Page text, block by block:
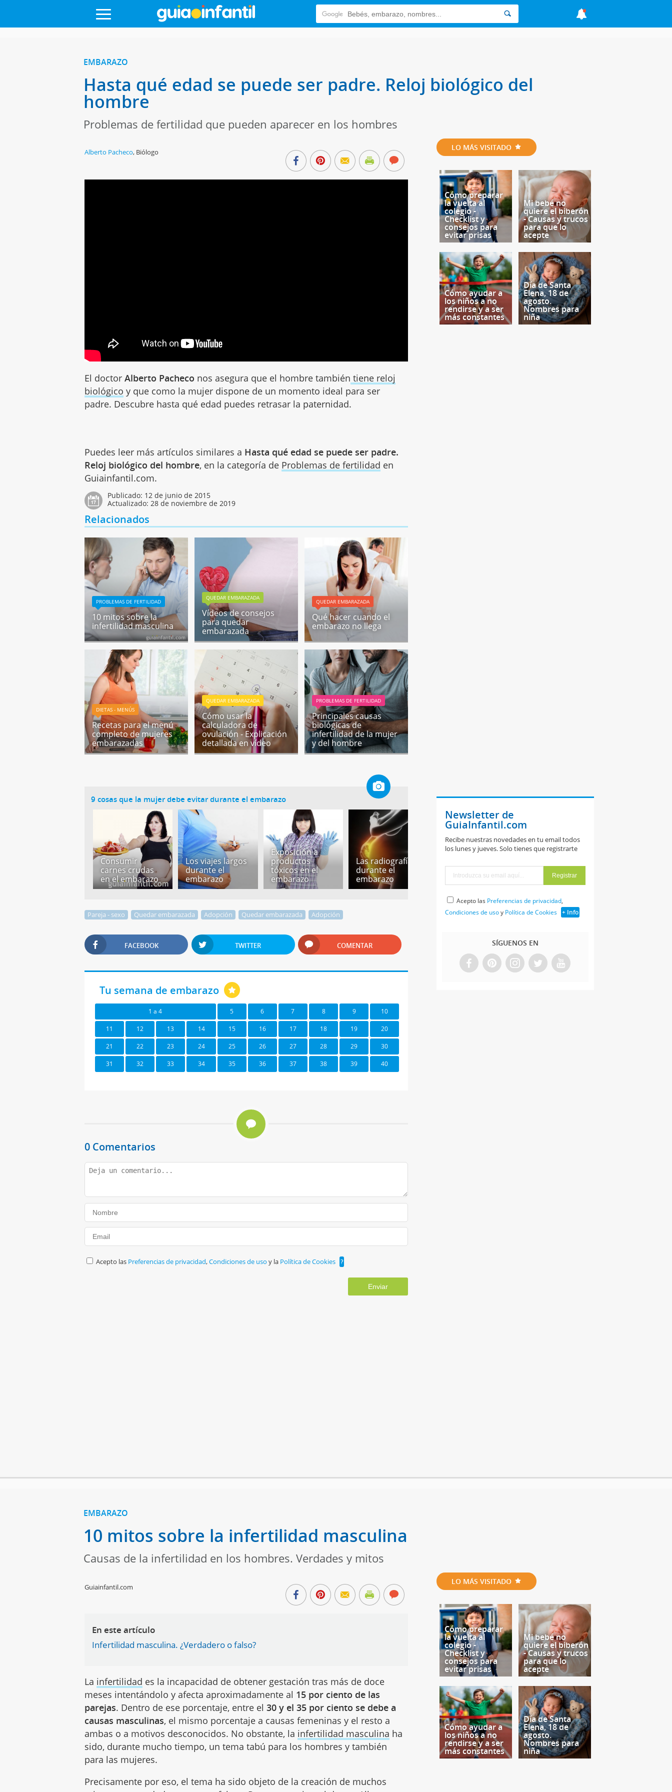
EMBARAZO
Hasta qué edad se puede ser padre. Reloj biológico del
hombre
Problemas de fertilidad que pueden aparecer en los hombres
Alberto Pacheco, Biólogo
El doctorAlberto Pacheco nos asegura que el hombre también tiene reloj
biológico y que como la mujer dispone de un momento ideal para ser
padre. Descubre hasta qué edad puedes retrasar la paternidad.
Puedes leer más artículos similares a Hasta qué edad se puede ser padre.
Reloj biológico del hombre, en la categoría de Problemas de fertilidad en
Guiainfantil.com.
Publicado: 12 de junio de 2015
Actualizado: 28 de noviembre de 2019
Relacionados
PROBLEMAS DE FERTILIDAD
10 mitos sobre la
infertilidad masculina
QUEDAR EMBARAZADA
Vídeos de consejos
para quedar
embarazada
QUEDAR EMBARAZADA
Qué hacer cuando el
embarazo no llega
DIETAS - MENÚS
Recetas para el menú
completo de mujeres
embarazadas
QUEDAR EMBARAZADA
Cómo usar la
calculadora de
ovulación - Explicación
detallada en vídeo
PROBLEMAS DE FERTILIDAD
Principales causas
biológicas de
infertilidad de la mujer
y del hombre
9 cosas que la mujer debe evitar durante el embarazo
Consumir
carnes crudas
en el embarazo
Los viajes largos
durante el
embarazo
Exposición a
productos
tóxicos en el
embarazo
Las radiografías
durante el
embarazo
durante el
embarazo
Pareja - sexo Quedar embarazada Adopción Quedar embarazada Adopción
FACEBOOK TWITTER COMENTAR
Tu semana de embarazo
1 a 4 5 6 7 8 9 10
11 12 13 14 15 16 17 18 19 20
21 22 23 24 25 26 27 28 29 30
31 32 33 34 35 36 37 38 39 40
0 Comentarios
Acepto las Preferencias de privacidad,Condiciones de usoy la Política de Cookies ?
Enviar
LO MÁS VISITADO
Cómo preparar
la vuelta al
colegio -
Checklist y
consejos para
evitar prisas
Mi bebé no
quiere el biberón
- Causas y trucos
para que lo
acepte
Cómo ayudar a
los niños a no
rendirse y a ser
más constantes
Día de Santa
Elena, 18 de
agosto.
Nombres para
niña
Newsletter de
GuiaInfantil.com
Recibe nuestras novedades en tu email todos
los lunes y jueves. Solo tienes que registrarte
Acepto las Preferencias de privacidad,
Condiciones de usoy Política de Cookies + Info
SÍGUENOS EN
EMBARAZO
10 mitos sobre la infertilidad masculina
Causas de la infertilidad en los hombres. Verdades y mitos
Guiainfantil.com
En este artículo
Infertilidad masculina. ¿Verdadero o falso?
La infertilidad es la incapacidad de obtener gestación tras más de doce
meses intentándolo y afecta aproximadamente al 15 por ciento de las
parejas. Dentro de ese porcentaje, entre el30 y el 35 por ciento se debe a
causas masculinas, el mismo porcentaje a causas femeninas y el resto a
ambas o a motivos desconocidos. No obstante, la infertilidad masculina ha
sido, durante mucho tiempo, un tema tabú para los hombres y también
para las mujeres.
Precisamente por eso, el tema ha sido objeto de la creación de muchos
LO MÁS VISITADO
Cómo preparar
la vuelta al
colegio -
Checklist y
consejos para
evitar prisas
Mi bebé no
quiere el biberón
- Causas y trucos
para que lo
acepte
Cómo ayudar a
los niños a no
rendirse y a ser
más constantes
Día de Santa
Elena, 18 de
agosto.
Nombres para
niña